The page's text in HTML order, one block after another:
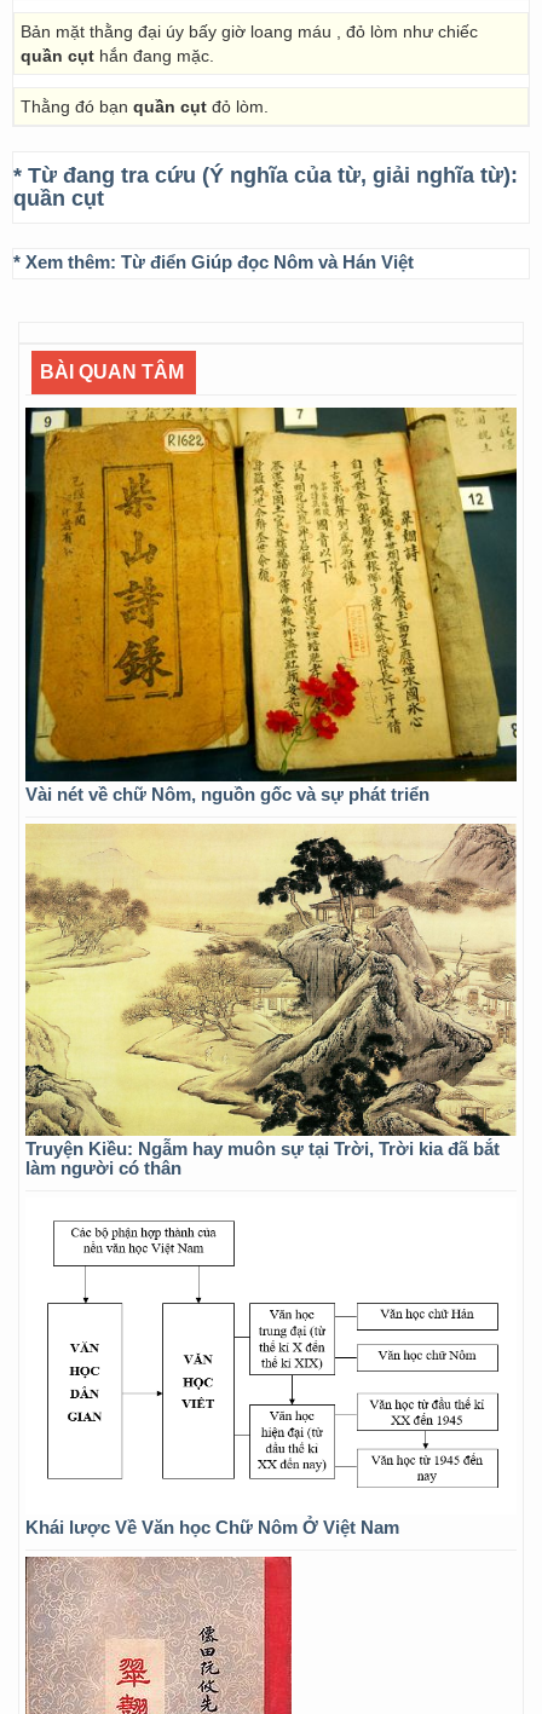
Bản mặt thằng đại úy bấy giờ loang máu , đỏ lòm như chiếc
quần cụt hắn đang mặc.
Thằng đó bạn quần cụt đỏ lòm.
* Từ đang tra cứu (Ý nghĩa của từ, giải nghĩa từ):
quần cụt
* Xem thêm: Từ điển Giúp đọc Nôm và Hán Việt
BÀI QUAN TÂM
Vài nét về chữ Nôm, nguồn gốc và sự phát triển
Truyện Kiều: Ngẫm hay muôn sự tại Trời, Trời kia đã bắt
làm người có thân
Khái lược Về Văn học Chữ Nôm Ở Việt Nam